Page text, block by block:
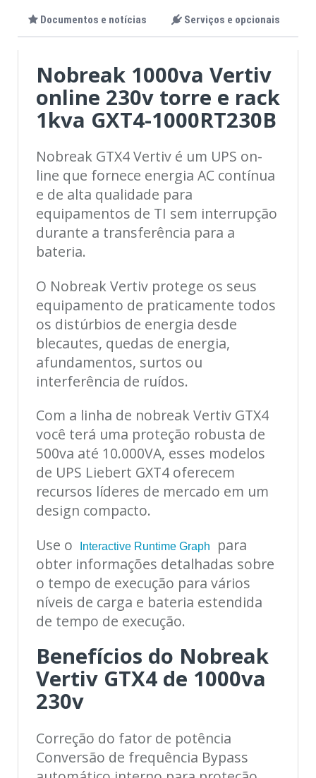
Documentos e notícias Serviços e opcionais
Nobreak 1000va Vertiv
online 230v torre e rack
1kva GXT4-1000RT230B
Nobreak GTX4 Vertiv é um UPS on-
line que fornece energia AC contínua
e de alta qualidade para
equipamentos de TI sem interrupção
durante a transferência para a
bateria.
O Nobreak Vertiv protege os seus
equipamento de praticamente todos
os distúrbios de energia desde
blecautes, quedas de energia,
afundamentos, surtos ou
interferência de ruídos.
Com a linha de nobreak Vertiv GTX4
você terá uma proteção robusta de
500va até 10.000VA, esses modelos
de UPS Liebert GXT4 oferecem
recursos líderes de mercado em um
design compacto.
Use o
Interactive Runtime Graph
para
obter informações detalhadas sobre
o tempo de execução para vários
níveis de carga e bateria estendida
de tempo de execução.
Benefícios do Nobreak
Vertiv GTX4 de 1000va
230v
Correção do fator de potência
Conversão de frequência Bypass